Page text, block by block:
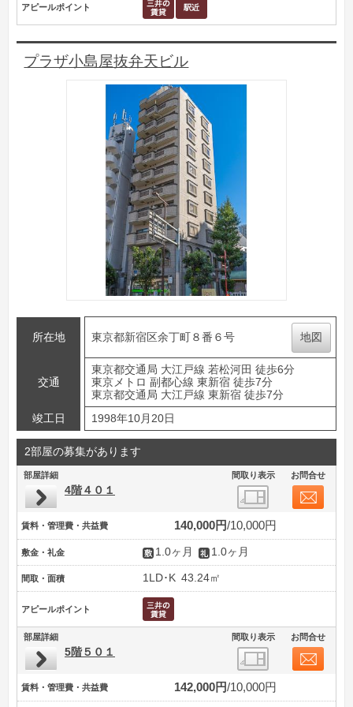
アピールポイント
プラザ小島屋抜弁天ビル
所在地 東京都新宿区余丁町８番６号 地図
交通
東京都交通局 大江戸線 若松河田 徒歩6分
東京メトロ 副都心線 東新宿 徒歩7分
東京都交通局 大江戸線 東新宿 徒歩7分
竣工日
1998年10月20日
2部屋の募集があります
部屋詳細 間取り表示 お問合せ
4階４０１
賃料・管理費・共益費 140,000円 10,000円
敷金・礼金 1.0ヶ月 1.0ヶ月
間取・面積 1LD･K 43.24㎡
アピールポイント
部屋詳細 間取り表示 お問合せ
5階５０１
賃料・管理費・共益費 142,000円 10,000円